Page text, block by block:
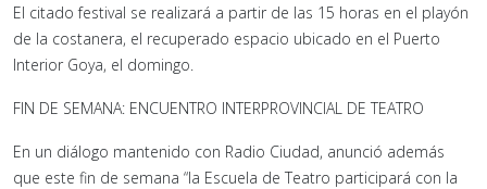
El citado festival se realizará a partir de las 15 horas en el playón
de la costanera, el recuperado espacio ubicado en el Puerto
Interior Goya, el domingo.
FIN DE SEMANA: ENCUENTRO INTERPROVINCIAL DE TEATRO
En un diálogo mantenido con Radio Ciudad, anunció además
que este fin de semana “la Escuela de Teatro participará con la